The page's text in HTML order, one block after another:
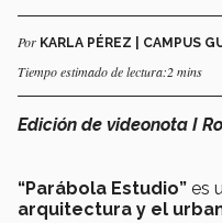
Por KARLA PÉREZ | CAMPUS
Tiempo estimado de lectura:2 mins
Edición de videonota I
“Parábola Estudio” es
arquitectura y el